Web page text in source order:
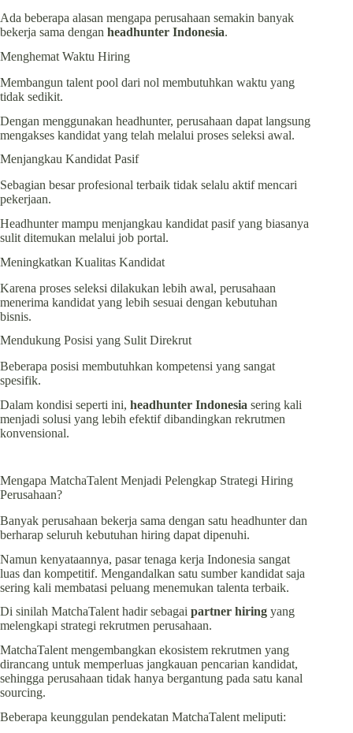
Ada beberapa alasan mengapa perusahaan semakin banyak
bekerja sama dengan headhunter Indonesia.
Menghemat Waktu Hiring
Membangun talent pool dari nol membutuhkan waktu yang
tidak sedikit.
Dengan menggunakan headhunter, perusahaan dapat langsung
mengakses kandidat yang telah melalui proses seleksi awal.
Menjangkau Kandidat Pasif
Sebagian besar profesional terbaik tidak selalu aktif mencari
pekerjaan.
Headhunter mampu menjangkau kandidat pasif yang biasanya
sulit ditemukan melalui job portal.
Meningkatkan Kualitas Kandidat
Karena proses seleksi dilakukan lebih awal, perusahaan
menerima kandidat yang lebih sesuai dengan kebutuhan
bisnis.
Mendukung Posisi yang Sulit Direkrut
Beberapa posisi membutuhkan kompetensi yang sangat
spesifik.
Dalam kondisi seperti ini, headhunter Indonesia sering kali
menjadi solusi yang lebih efektif dibandingkan rekrutmen
konvensional.
Mengapa MatchaTalent Menjadi Pelengkap Strategi Hiring
Perusahaan?
Banyak perusahaan bekerja sama dengan satu headhunter dan
berharap seluruh kebutuhan hiring dapat dipenuhi.
Namun kenyataannya, pasar tenaga kerja Indonesia sangat
luas dan kompetitif. Mengandalkan satu sumber kandidat saja
sering kali membatasi peluang menemukan talenta terbaik.
Di sinilah MatchaTalent hadir sebagai partner hiring yang
melengkapi strategi rekrutmen perusahaan.
MatchaTalent mengembangkan ekosistem rekrutmen yang
dirancang untuk memperluas jangkauan pencarian kandidat,
sehingga perusahaan tidak hanya bergantung pada satu kanal
sourcing.
Beberapa keunggulan pendekatan MatchaTalent meliputi: